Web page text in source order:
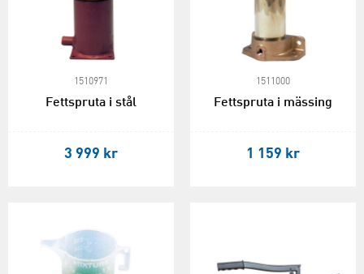
1510971
Fettspruta i stål
3 999 kr
1511000
Fettspruta i mässing
1 159 kr